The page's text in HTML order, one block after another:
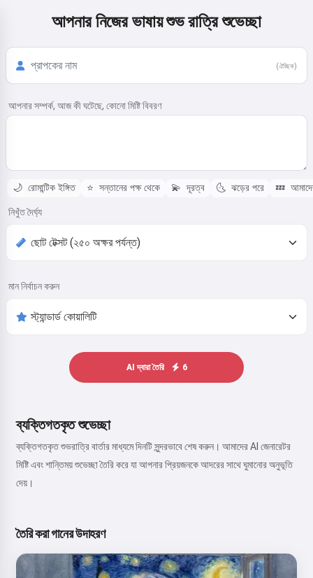
আপনার নিজের ভাষায় শুভ রাত্রি শুভেচ্ছা
(ঐচ্ছিক)
আপনার সম্পর্ক, আজ কী ঘটেছে, কোনো মিষ্টি বিবরণ
🌙 রোমান্টিক ইঙ্গিত ⭐ সন্তানের পক্ষ থেকে 💫 দূরত্ব 🌜 ঝড়ের পরে 💤
নিখুঁত দৈর্ঘ্য
মান নির্বাচন করুন
AI দ্বারা তৈরি 6
ব্যক্তিগতকৃত শুভেচ্ছা
ব্যক্তিগতকৃত শুভরাত্রি বার্তার মাধ্যমে দিনটি সুন্দরভাবে শেষ করুন। আমাদের AI জেনারেটর
মিষ্টি এবং শান্তিময় শুভেচ্ছা তৈরি করে যা আপনার প্রিয়জনকে আদরের সাথে ঘুমানোর অনুভূতি
দেয়।
তৈরি করা গানের উদাহরণ